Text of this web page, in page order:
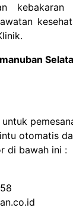
kebakaran
otomatis
di bawah ini :